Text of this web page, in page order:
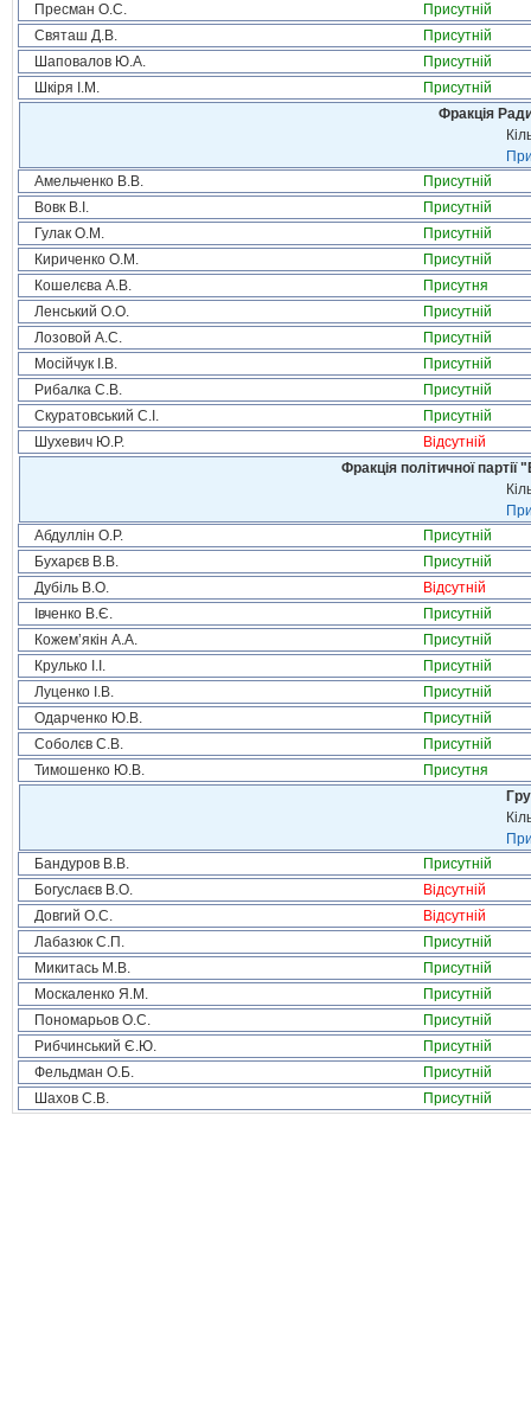
Пресман О.С.
Присутній
Святаш Д.В.
Присутній
Шаповалов Ю.А.
Присутній
Шкіря І.М.
Присутній
Фракція
Амельченко В.В.
Присутній
Вовк В.І.
Присутній
Гулак О.М.
Присутній
Кириченко О.М.
Присутній
Кошелєва А.В.
Присутня
Ленський О.О.
Присутній
Лозовой А.С.
Присутній
Мосійчук І.В.
Присутній
Рибалка С.В.
Присутній
Скуратовський С.І.
Присутній
Шухевич Ю.Р.
Відсутній
Фракція політичної
Абдуллін О.Р.
Присутній
Бухарєв В.В.
Присутній
Дубіль В.О.
Відсутній
Івченко В.Є.
Присутній
Кожем’якін А.А.
Присутній
Крулько І.І.
Присутній
Луценко І.В.
Присутній
Одарченко Ю.В.
Присутній
Соболєв С.В.
Присутній
Тимошенко Ю.В.
Присутня
Бандуров В.В.
Присутній
Богуслаєв В.О.
Відсутній
Довгий О.С.
Відсутній
Лабазюк С.П.
Присутній
Микитась М.В.
Присутній
Москаленко Я.М.
Присутній
Пономарьов О.С.
Присутній
Рибчинський Є.Ю.
Присутній
Фельдман О.Б.
Присутній
Шахов С.В.
Присутній